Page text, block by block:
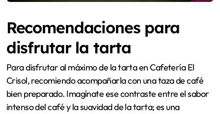
Recomendaciones para
disfrutar la tarta
Para disfrutar al máximo de la tarta en Cafetería El
Crisol, recomiendo acompañarla con una taza de café
bien preparado. Imagínate ese contraste entre el sabor
intenso del café y la suavidad de la tarta; es una